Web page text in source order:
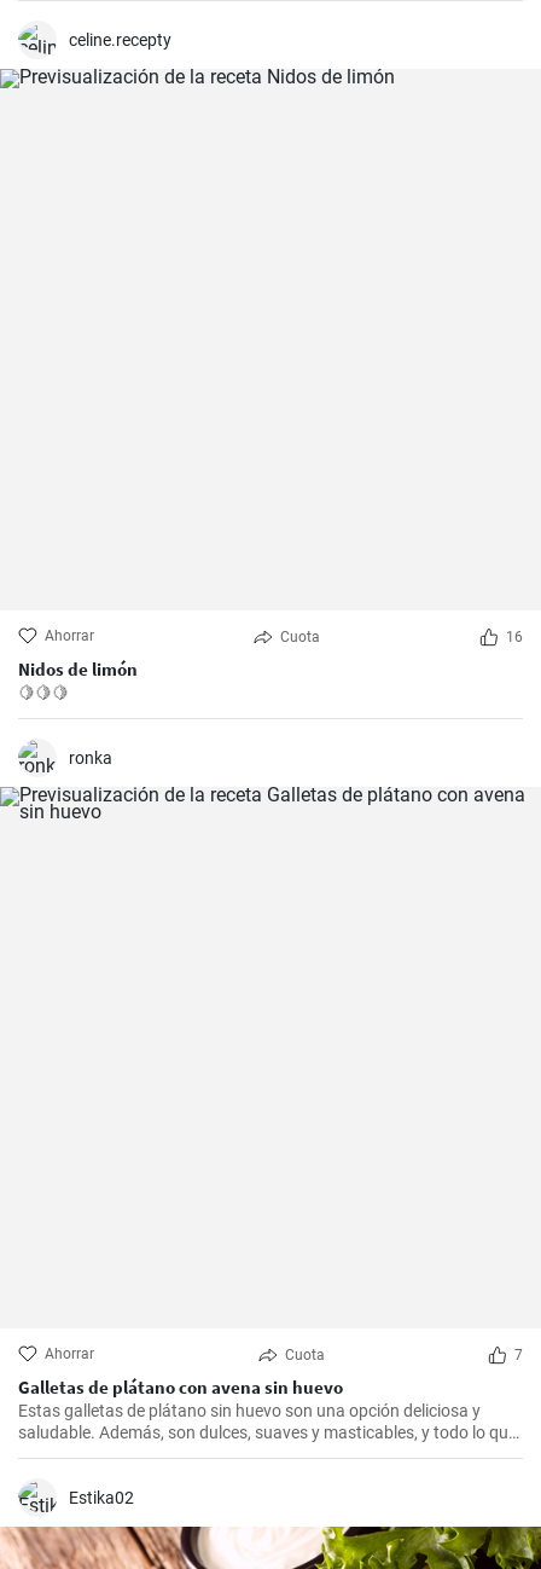
celine.recepty
Ahorrar Cuota 16
Nidos de limón
🍋🍋🍋
ronka
Ahorrar Cuota 7
Galletas de plátano con avena sin huevo
Estas galletas de plátano sin huevo son una opción deliciosa y
saludable. Además, son dulces, suaves y masticables, y todo lo que
necesitas es un plátano, avena y un toque de edulcorante.
Estika02